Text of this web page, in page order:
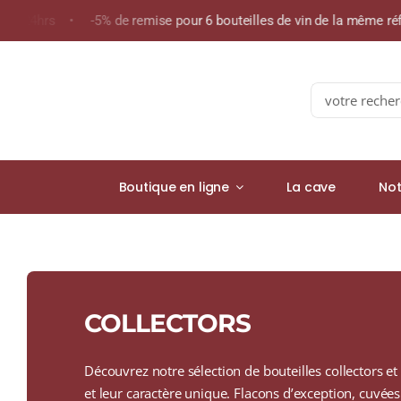
• -5% de remise pour 6 bouteilles de vin de la même
Search
for:
Boutique en ligne La cave
COLLECTORS
Découvrez notre sélection de bouteilles collectors
et leur caractère unique. Flacons d’exception,